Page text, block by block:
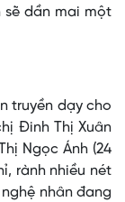
sẽ dần mai một
truyền dạy cho
Đinh Thị Xuân
Ngọc Ánh (24
rành nhiều nét
nhân đang